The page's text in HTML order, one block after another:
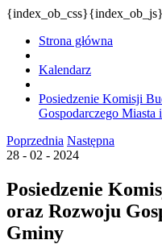
{index_ob_css}{index_ob_js}
Strona główna
Kalendarz
Posiedzenie Komisji
Gospodarczego Miasta
Poprzednia Następna
28 - 02 - 2024
Posiedzenie
oraz Rozwoju
Gminy